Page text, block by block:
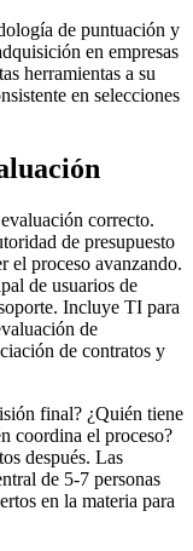
de puntuación y
en empresas
herramientas a su
en selecciones
correcto.
de presupuesto
el proceso avanzando.
de usuarios de
Incluye TI para
de
de contratos y
final? ¿Quién tiene
coordina el proceso?
después. Las
de 5-7 personas
en la materia para